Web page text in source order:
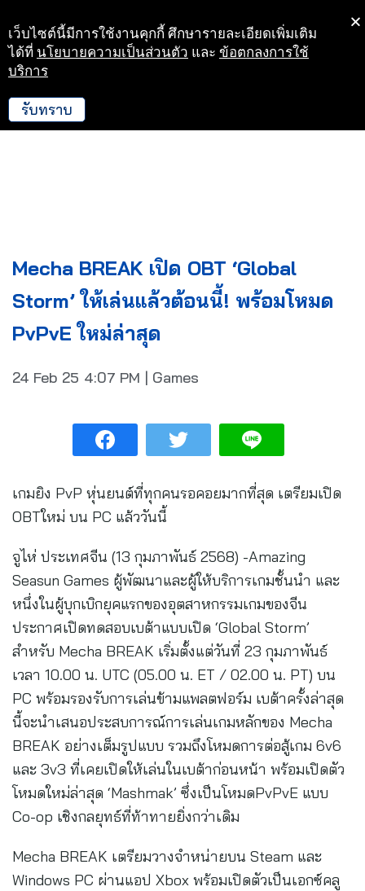
Skip
to
Mecha BREAK เปิด OBT ‘Global
Storm’ ให้เล่นแล้วต้อนนี้! พร้อมโหมด
PvPvE ใหม่ล่าสุด
24 Feb 25 4:07 PM | Games
เกมยิง PvP หุ่นยนต์ที่ทุกคนรอคอยมากที่สุด เตรียมเปิด
OBTใหม่ บน PC แล้ววันนี้
จูไห่ ประเทศจีน (13 กุมภาพันธ์ 2568) -Amazing
Seasun Games ผู้พัฒนาและผู้ให้บริการเกมชั้นนำ และ
หนึ่งในผู้บุกเบิกยุคแรกของอุตสาหกรรมเกมของจีน
ประกาศเปิดทดสอบเบต้าแบบเปิด ‘Global Storm’
สำหรับ Mecha BREAK เริ่มตั้งแต่วันที่ 23 กุมภาพันธ์
เวลา 10.00 น. UTC (05.00 น. ET / 02.00 น. PT) บน
PC พร้อมรองรับการเล่นข้ามแพลตฟอร์ม เบต้าครั้งล่าสุด
นี้จะนำเสนอประสบการณ์การเล่นเกมหลักของ Mecha
BREAK อย่างเต็มรูปแบบ รวมถึงโหมดการต่อสู้เกม 6v6
และ 3v3 ที่เคยเปิดให้เล่นในเบต้าก่อนหน้า พร้อมเปิดตัว
โหมดใหม่ล่าสุด ‘Mashmak’ ซึ่งเป็นโหมดPvPvE แบบ
Co-op เชิงกลยุทธ์ที่ท้าทายยิ่งกว่าเดิม
Mecha BREAK เตรียมวางจำหน่ายบน Steam และ
Windows PC ผ่านแอป Xbox พร้อมเปิดตัวเป็นเอกซ์คลู
เว็บไซต์นี้มีการใช้งานคุกกี้ ศึกษารายละเอียดเพิ่มเติม
ได้ที่ นโยบายความเป็นส่วนตัว และ ข้อตกลงการใช้
บริการ
รับทราบ